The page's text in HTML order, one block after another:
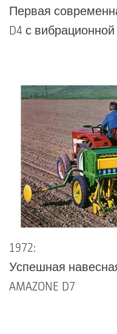
Первая
D4 с вибрационной
1972:
Успешная
AMAZONE D7